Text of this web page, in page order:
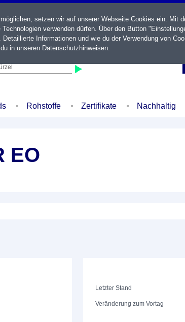
Rohstoffe Zertifikate Nachhaltig
EO
Letzter Stand
Veränderung zum Vortag
setzen wir auf unserer Webseite Cookies ein. Mit
verwenden dürfen. Über den Button
Informationen und wie du der Verwendung von
in unseren Datenschutzhinweisen.